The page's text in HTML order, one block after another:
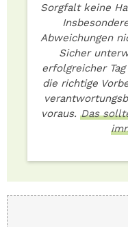
Sorgfalt keine
Abweichungen
Sicher
erfolgreicher
die richtige
voraus. Das